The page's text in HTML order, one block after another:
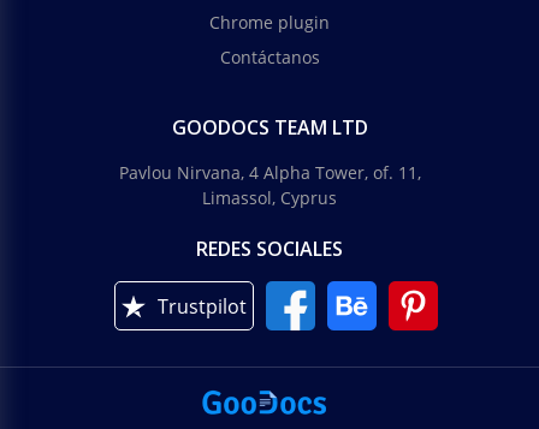
Chrome plugin
Contáctanos
GOODOCS TEAM LTD
Pavlou Nirvana, 4 Alpha Tower, of. 11,
Limassol, Cyprus
REDES SOCIALES
Trustpilot